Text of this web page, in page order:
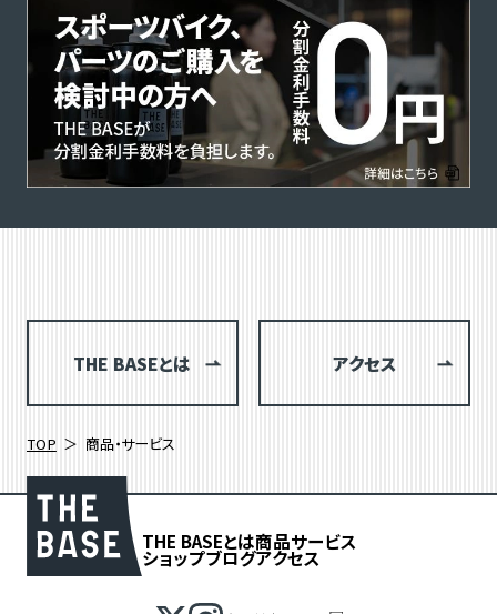
THE BASEとは アクセス
TOP 商品・サービス
THE BASEとは商品サービス
ショップブログアクセス